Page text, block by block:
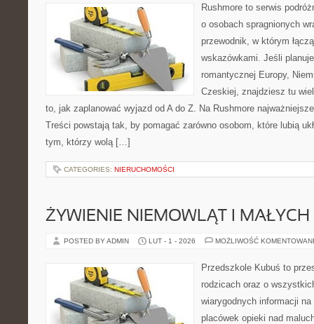
Rushmore to serwis
o osobach spragnionych
przewodnik, w którym
wskazówkami. Jeśli
romantycznej Europy,
Czeskiej, znajdziesz tu
to, jak zaplanować wyjazd od A do Z. Na Rushmore
Treści powstają tak, by pomagać zarówno osobom, które lubią
tym, którzy wolą […]
CATEGORIES: NIERUCHOMOŚCI
ŻYWIENIE NIEMOWLĄT I MAŁYCH
POSTED BY ADMIN LUT - 1 - 2026 MOŻLIWOŚĆ
Przedszkole Kubuś to
rodzicach oraz o
wiarygodnych informacji
placówek opieki nad